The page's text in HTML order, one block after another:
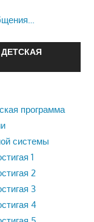
программа
системы
1
2
3
4